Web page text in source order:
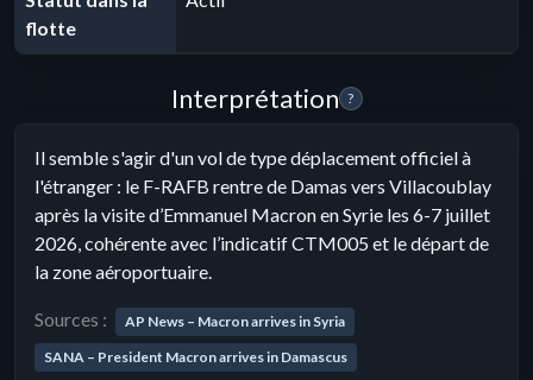
flotte
Interprétation ?
Il semble s'agir d'un vol de type déplacement officiel à
l'étranger : le F-RAFB rentre de Damas vers Villacoublay
après la visite d’Emmanuel Macron en Syrie les 6-7 juillet
2026, cohérente avec l’indicatif CTM005 et le départ de
la zone aéroportuaire.
Sources : AP News – Macron arrives in Syria
SANA – President Macron arrives in Damascus